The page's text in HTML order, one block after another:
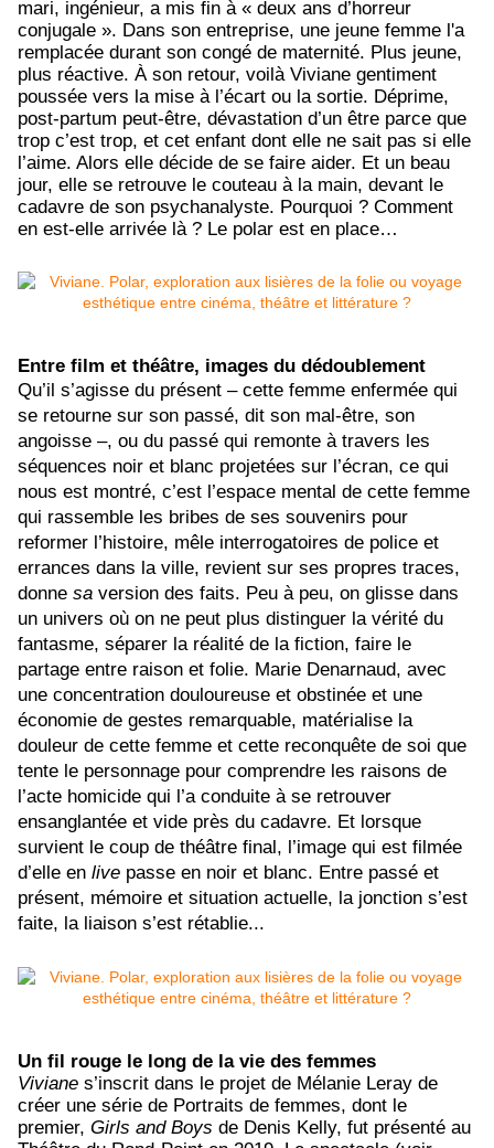
mari, ingénieur, a mis fin à « deux ans d’horreur
conjugale ». Dans son entreprise, une jeune femme l'a
remplacée durant son congé de maternité. Plus jeune,
plus réactive. À son retour, voilà Viviane gentiment
poussée vers la mise à l’écart ou la sortie. Déprime,
post-partum peut-être, dévastation d’un être parce que
trop c’est trop, et cet enfant dont elle ne sait pas si elle
l’aime. Alors elle décide de se faire aider. Et un beau
jour, elle se retrouve le couteau à la main, devant le
cadavre de son psychanalyste. Pourquoi ? Comment
en est-elle arrivée là ? Le polar est en place…
Entre film et théâtre, images du dédoublement
Qu’il s’agisse du présent – cette femme enfermée qui
se retourne sur son passé, dit son mal-être, son
angoisse –, ou du passé qui remonte à travers les
séquences noir et blanc projetées sur l’écran, ce qui
nous est montré, c’est l’espace mental de cette femme
qui rassemble les bribes de ses souvenirs pour
reformer l’histoire, mêle interrogatoires de police et
errances dans la ville, revient sur ses propres traces,
donne sa version des faits. Peu à peu, on glisse dans
un univers où on ne peut plus distinguer la vérité du
fantasme, séparer la réalité de la fiction, faire le
partage entre raison et folie. Marie Denarnaud, avec
une concentration douloureuse et obstinée et une
économie de gestes remarquable, matérialise la
douleur de cette femme et cette reconquête de soi que
tente le personnage pour comprendre les raisons de
l’acte homicide qui l’a conduite à se retrouver
ensanglantée et vide près du cadavre. Et lorsque
survient le coup de théâtre final, l’image qui est filmée
d’elle en live passe en noir et blanc. Entre passé et
présent, mémoire et situation actuelle, la jonction s’est
faite, la liaison s’est rétablie...
Un fil rouge le long de la vie des femmes
Viviane s’inscrit dans le projet de Mélanie Leray de
créer une série de Portraits de femmes, dont le
premier, Girls and Boys de Denis Kelly, fut présenté au